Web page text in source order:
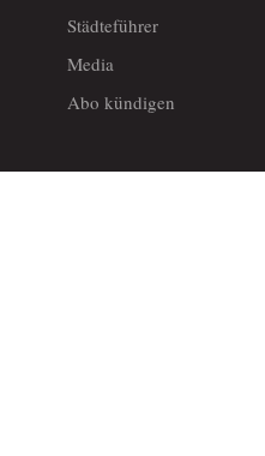
Städteführer
Media
Abo kündigen